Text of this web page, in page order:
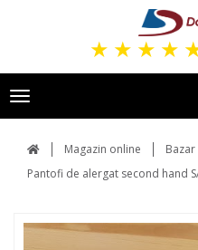
★ ★ ★ ★
Toggle
navigation
Magazin online Bazar
Pantofi de alergat second hand